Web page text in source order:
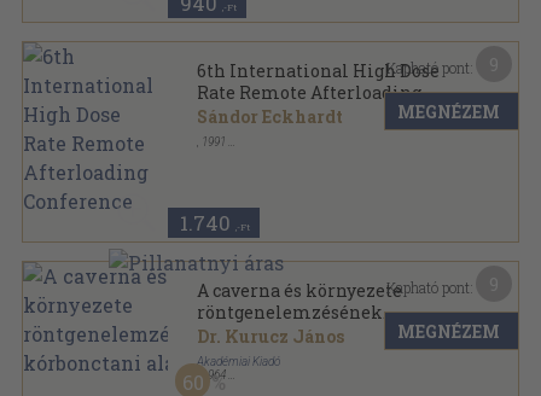
,-Ft
6th International High Dose
Rate Remote Afterloading
Conference
Sándor Eckhardt
1991
1.740 ,-Ft
Kapható pont:
MEGNÉZEM
A caverna és környezete
röntgenelemzésének
kórbonctani alapjai
Dr. Kurucz János
Akadémiai Kiadó
, 1964
Fűzött keménykötés
60
Kapható pont:
MEGNÉZEM